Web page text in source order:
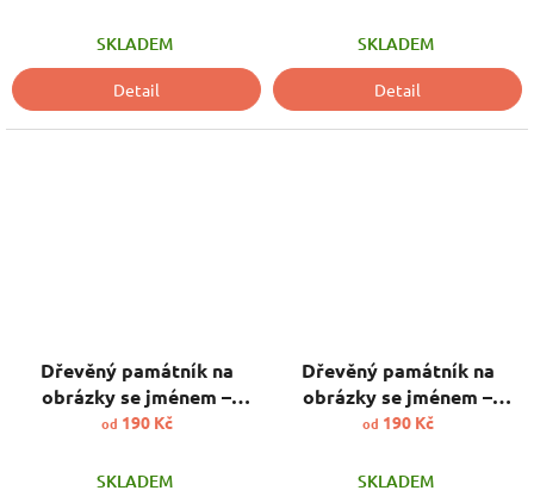
SKLADEM
Detail
SKLADEM
Detail
Dřevěný památník na
obrázky se jménem –
kočičky
od 190 Kč
SKLADEM
Dřevěný památník na
obrázky se jménem –
zajíček
od 190 Kč
SKLADEM